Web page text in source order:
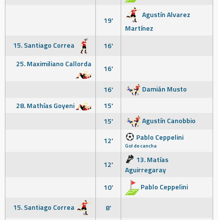
19'
Agustín Alvarez
Martínez
15. Santiago Correa
16'
25. Maximiliano Callorda
16'
16'
Damián Musto
28. Mathías Goyeni
15'
15'
Agustín Canobbio
12'
Pablo Ceppelini
Gol de cancha
12'
13. Matías
Aguirregaray
10'
Pablo Ceppelini
15. Santiago Correa
8'